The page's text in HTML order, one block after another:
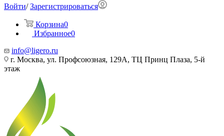
Войти/Зарегистрироваться
Корзина0
Избранное0
info@ligero.ru
г. Москва, ул. Профсоюзная, 129А, ТЦ Принц Плаза, 5-й
этаж